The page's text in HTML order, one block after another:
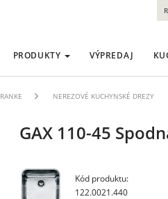
NEREZOVÉ KUCHYNSKÉ DREZY
GAX 110-45
Kód produktu:
122.0021.440
PRODUKTY VÝPREDAJ